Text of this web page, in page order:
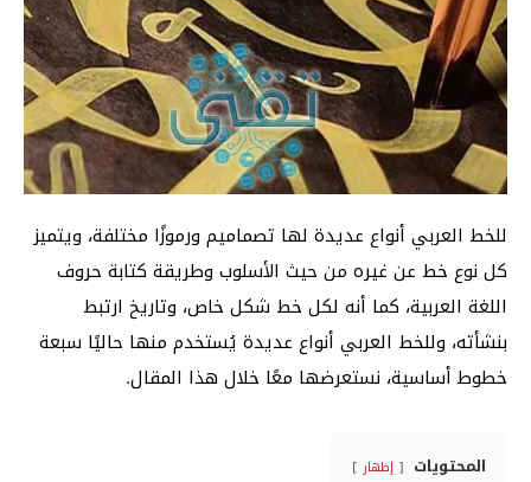
للخط العربي أنواع عديدة لها تصماميم ورموزًا مختلفة، ويتميز
كل نوع خط عن غيره من حيث الأسلوب وطريقة كتابة حروف
اللغة العربية، كما أنه لكل خط شكل خاص، وتاريخ ارتبط
بنشأته، وللخط العربي أنواع عديدة يُستخدم منها حاليًا سبعة
خطوط أساسية، نستعرضها معًا خلال هذا المقال.
المحتويات إظهار